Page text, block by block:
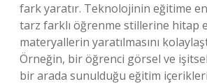
fark yaratır. Teknolojinin eğitime
tarz farklı öğrenme stillerine hitap
materyallerin yaratılmasını
Örneğin, bir öğrenci görsel ve
bir arada sunulduğu eğitim